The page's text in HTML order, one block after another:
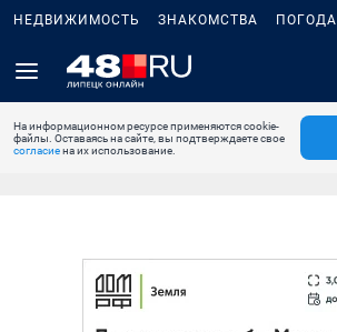
НЕДВИЖИМОСТЬ ЗНАКОМСТВА ПОГОДА
На информационном ресурсе применяются cookie-
файлы. Оставаясь на сайте, вы подтверждаете свое
согласиена их использование.